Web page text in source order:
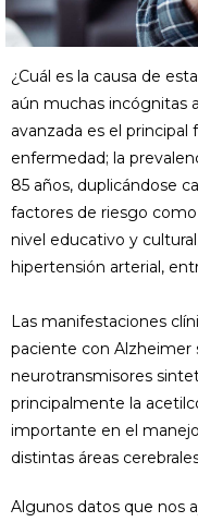
¿Cuál es la causa de
aún muchas incógnitas
avanzada es el principal
enfermedad; la
85 años, duplicándose
factores de riesgo
nivel educativo y
hipertensión arterial,
Las manifestaciones
paciente con Alzheimer
neurotransmisores
principalmente la
importante en el
distintas áreas
Algunos datos que nos